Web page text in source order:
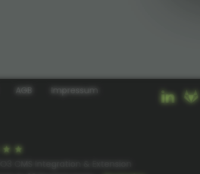
AGB Impressum
CMS Integration & Extension